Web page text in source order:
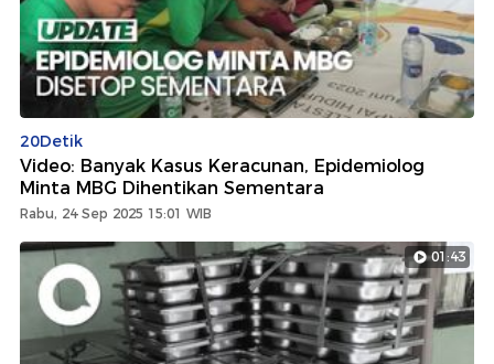
20Detik
Video: Banyak Kasus Keracunan, Epidemiolog
Minta MBG Dihentikan Sementara
Rabu, 24 Sep 2025 15:01 WIB
01:43